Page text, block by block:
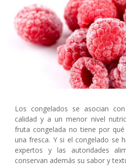
Los congelados se asocian
calidad y a un menor nivel
fruta congelada no tiene por
una fresca. Y si el congelado se
expertos y las autoridades
conservan además su sabor y